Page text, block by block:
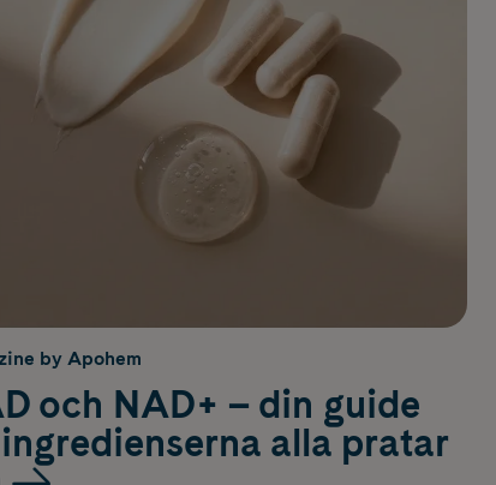
by Apohem
och NAD+ – din guide
alla pratar